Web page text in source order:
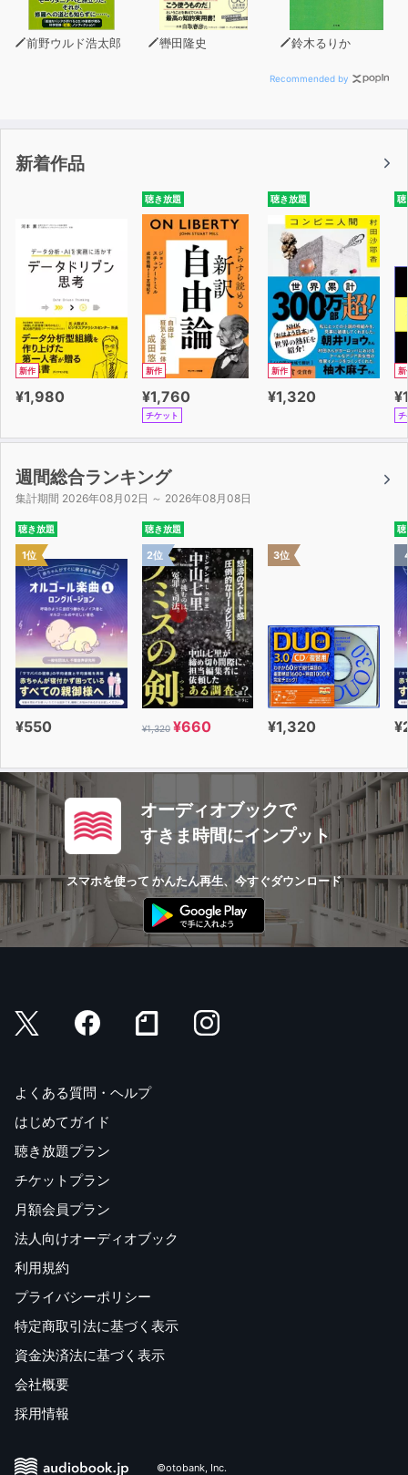
前野ウルド浩太郎 轡田隆史 鈴木るりか
Recommended by
新着作品
新作
¥1,980
聴き放題
新作
¥1,760
チケット
聴き放題
新作
¥1,320
聴
新
チ
週間総合ランキング
集計期間 2026年08月02日 ～ 2026年08月08日
聴き放題
1位
¥550
聴き放題
2位
¥1,320 ¥660
3位
¥1,320
聴
オーディオブックで
すきま時間にインプット
スマホを使って かんたん再生、今すぐダウンロード
よくある質問・ヘルプ
はじめてガイド
聴き放題プラン
チケットプラン
月額会員プラン
法人向けオーディオブック
利用規約
プライバシーポリシー
特定商取引法に基づく表示
資金決済法に基づく表示
会社概要
採用情報
©otobank, Inc.